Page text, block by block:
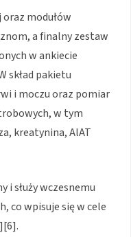
oraz modułów
a finalny zestaw
w ankiecie
skład pakietu
i moczu oraz pomiar
w tym
kreatynina, AlAT
i służy wczesnemu
co wpisuje się w cele